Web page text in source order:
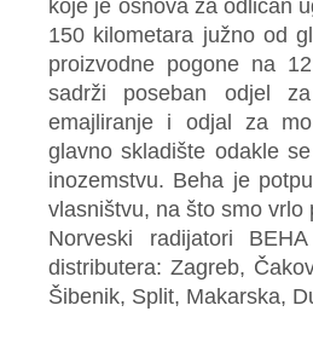
koje je osnova za odličan
150 kilometara južno od
proizvodne pogone na
sadrži poseban odjel
emajliranje i odjal za
glavno skladište odakle
inozemstvu. Beha je
vlasništvu, na što smo vrlo
Norveski radijatori
distributera: Zagreb,
Šibenik, Split, Makarska,